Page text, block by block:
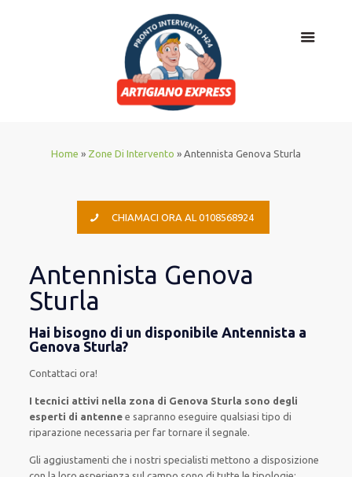
Home » Zone Di Intervento » Antennista Genova Sturla
CHIAMACI ORA AL 0108568924
Antennista Genova
Sturla
Hai bisogno di un disponibile Antennista a
Genova Sturla?
Contattaci ora!
I tecnici attivi nella zona di Genova Sturla sono degli
esperti di antenne e saprannoeseguire qualsiasi tipo di
riparazione necessaria per far tornare il segnale.
Gli aggiustamenti che i nostri specialisti mettono a disposizione